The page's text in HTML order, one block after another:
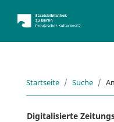
Startseite Suche
Digitalisierte